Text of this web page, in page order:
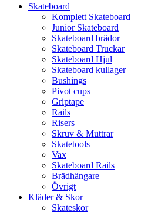
Skateboard
Komplett Skateboard
Junior Skateboard
Skateboard brädor
Skateboard Truckar
Skateboard Hjul
Skateboard kullager
Bushings
Pivot cups
Griptape
Rails
Risers
Skruv & Muttrar
Skatetools
Vax
Skateboard Rails
Brädhängare
Övrigt
Kläder & Skor
Skateskor